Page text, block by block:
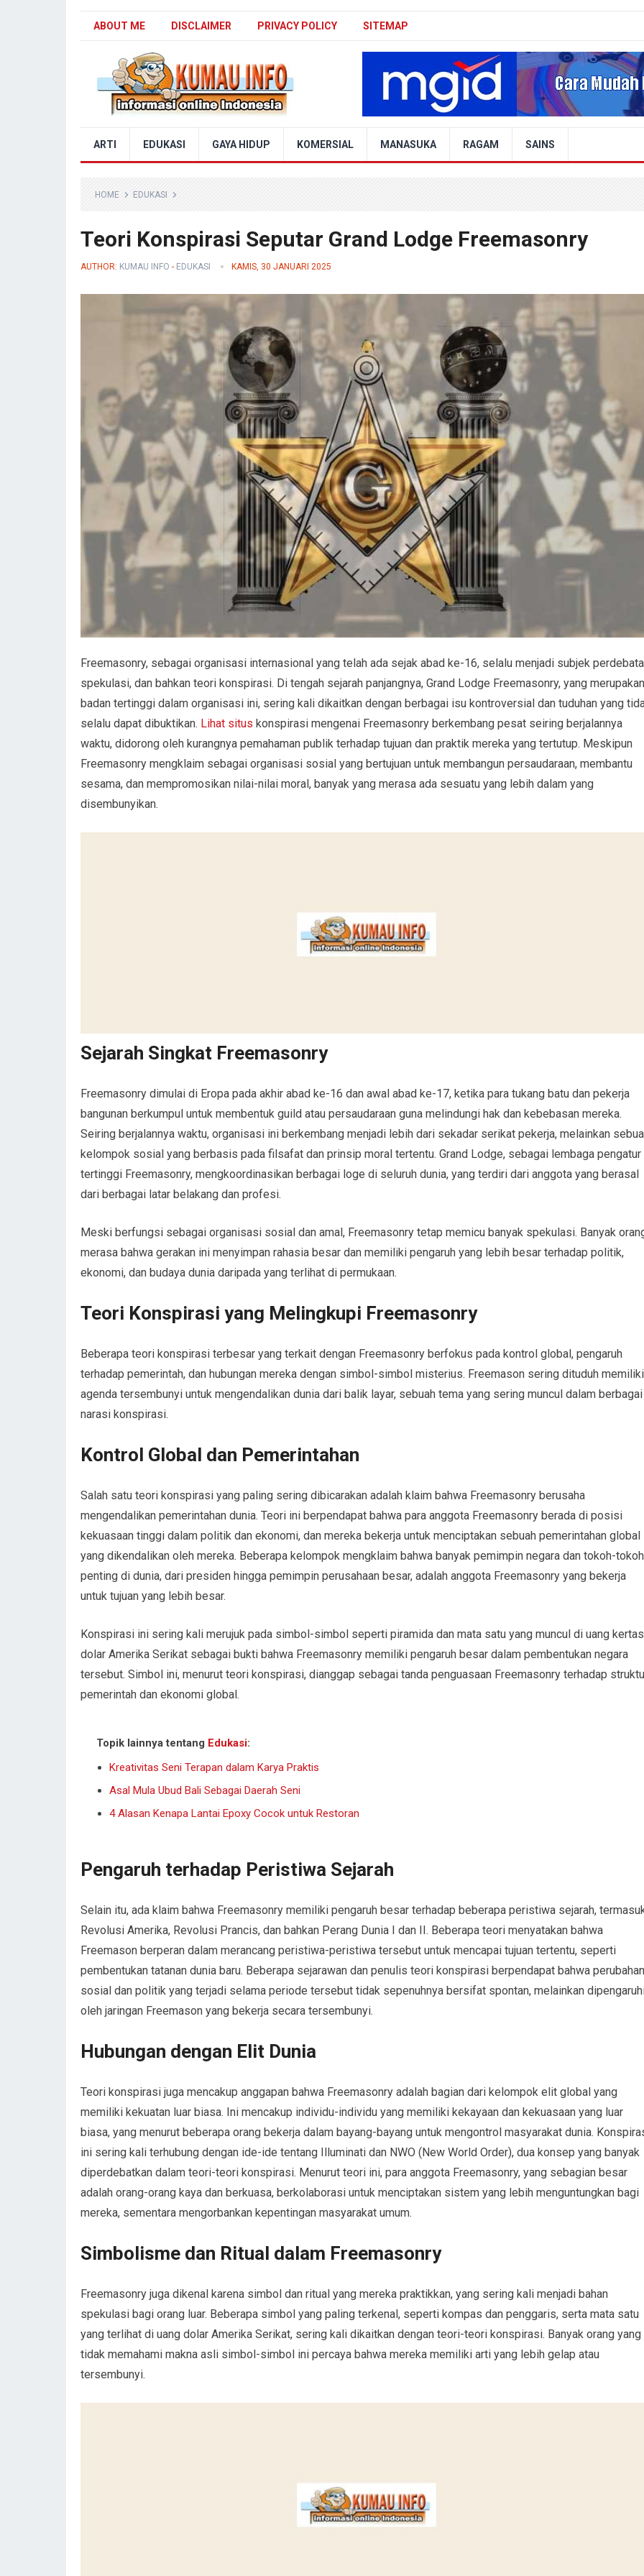
ABOUT ME DISCLAIMER PRIVACY POLICY SITEMAP
ARTI EDUKASI GAYA HIDUP KOMERSIAL MANASUKA RAGAM SAINS
HOME EDUKASI
Teori Konspirasi Seputar Grand Lodge Freemasonry
AUTHOR: KUMAU INFO - EDUKASI KAMIS, 30 JANUARI 2025
Freemasonry, sebagai organisasi internasional yang telah ada sejak abad ke-16, selalu menjadi subjek
spekulasi, dan bahkan teori konspirasi. Di tengah sejarah panjangnya, Grand Lodge Freemasonry, yang merupakan
badan tertinggi dalam organisasi ini, sering kali dikaitkan dengan berbagai isu kontroversial dan tuduhan yang
selalu dapat dibuktikan. Lihat situs konspirasi mengenai Freemasonry berkembang pesat seiring berjalannya
waktu, didorong oleh kurangnya pemahaman publik terhadap tujuan dan praktik mereka yang tertutup. Meskipun
Freemasonry mengklaim sebagai organisasi sosial yang bertujuan untuk membangun persaudaraan, membantu
sesama, dan mempromosikan nilai-nilai moral, banyak yang merasa ada sesuatu yang lebih dalam yang
disembunyikan.
Sejarah Singkat Freemasonry
Freemasonry dimulai di Eropa pada akhir abad ke-16 dan awal abad ke-17, ketika para tukang batu dan pekerja
bangunan berkumpul untuk membentuk guild atau persaudaraan guna melindungi hak dan kebebasan mereka.
Seiring berjalannya waktu, organisasi ini berkembang menjadi lebih dari sekadar serikat pekerja, melainkan
kelompok sosial yang berbasis pada filsafat dan prinsip moral tertentu. Grand Lodge, sebagai lembaga pengatur
tertinggi Freemasonry, mengkoordinasikan berbagai loge di seluruh dunia, yang terdiri dari anggota yang berasal
dari berbagai latar belakang dan profesi.
Meski berfungsi sebagai organisasi sosial dan amal, Freemasonry tetap memicu banyak spekulasi. Banyak
merasa bahwa gerakan ini menyimpan rahasia besar dan memiliki pengaruh yang lebih besar terhadap politik,
ekonomi, dan budaya dunia daripada yang terlihat di permukaan.
Teori Konspirasi yang Melingkupi Freemasonry
Beberapa teori konspirasi terbesar yang terkait dengan Freemasonry berfokus pada kontrol global, pengaruh
terhadap pemerintah, dan hubungan mereka dengan simbol-simbol misterius. Freemason sering dituduh memiliki
agenda tersembunyi untuk mengendalikan dunia dari balik layar, sebuah tema yang sering muncul dalam berbagai
narasi konspirasi.
Kontrol Global dan Pemerintahan
Salah satu teori konspirasi yang paling sering dibicarakan adalah klaim bahwa Freemasonry berusaha
mengendalikan pemerintahan dunia. Teori ini berpendapat bahwa para anggota Freemasonry berada di posisi
kekuasaan tinggi dalam politik dan ekonomi, dan mereka bekerja untuk menciptakan sebuah pemerintahan global
yang dikendalikan oleh mereka. Beberapa kelompok mengklaim bahwa banyak pemimpin negara dan tokoh-tokoh
penting di dunia, dari presiden hingga pemimpin perusahaan besar, adalah anggota Freemasonry yang bekerja
untuk tujuan yang lebih besar.
Konspirasi ini sering kali merujuk pada simbol-simbol seperti piramida dan mata satu yang muncul di uang kertas
dolar Amerika Serikat sebagai bukti bahwa Freemasonry memiliki pengaruh besar dalam pembentukan negara
tersebut. Simbol ini, menurut teori konspirasi, dianggap sebagai tanda penguasaan Freemasonry terhadap
pemerintah dan ekonomi global.
Topik lainnya tentang Edukasi:
Kreativitas Seni Terapan dalam Karya Praktis
Asal Mula Ubud Bali Sebagai Daerah Seni
4 Alasan Kenapa Lantai Epoxy Cocok untuk Restoran
Pengaruh terhadap Peristiwa Sejarah
Selain itu, ada klaim bahwa Freemasonry memiliki pengaruh besar terhadap beberapa peristiwa sejarah,
Revolusi Amerika, Revolusi Prancis, dan bahkan Perang Dunia I dan II. Beberapa teori menyatakan bahwa
Freemason berperan dalam merancang peristiwa-peristiwa tersebut untuk mencapai tujuan tertentu, seperti
pembentukan tatanan dunia baru. Beberapa sejarawan dan penulis teori konspirasi berpendapat bahwa perubahan
sosial dan politik yang terjadi selama periode tersebut tidak sepenuhnya bersifat spontan, melainkan
oleh jaringan Freemason yang bekerja secara tersembunyi.
Hubungan dengan Elit Dunia
Teori konspirasi juga mencakup anggapan bahwa Freemasonry adalah bagian dari kelompok elit global yang
memiliki kekuatan luar biasa. Ini mencakup individu-individu yang memiliki kekayaan dan kekuasaan yang luar
biasa, yang menurut beberapa orang bekerja dalam bayang-bayang untuk mengontrol masyarakat dunia.
ini sering kali terhubung dengan ide-ide tentang Illuminati dan NWO (New World Order), dua konsep yang banyak
diperdebatkan dalam teori-teori konspirasi. Menurut teori ini, para anggota Freemasonry, yang sebagian besar
adalah orang-orang kaya dan berkuasa, berkolaborasi untuk menciptakan sistem yang lebih menguntungkan bagi
mereka, sementara mengorbankan kepentingan masyarakat umum.
Simbolisme dan Ritual dalam Freemasonry
Freemasonry juga dikenal karena simbol dan ritual yang mereka praktikkan, yang sering kali menjadi bahan
spekulasi bagi orang luar. Beberapa simbol yang paling terkenal, seperti kompas dan penggaris, serta mata satu
yang terlihat di uang dolar Amerika Serikat, sering kali dikaitkan dengan teori-teori konspirasi. Banyak orang yang
tidak memahami makna asli simbol-simbol ini percaya bahwa mereka memiliki arti yang lebih gelap atau
tersembunyi.